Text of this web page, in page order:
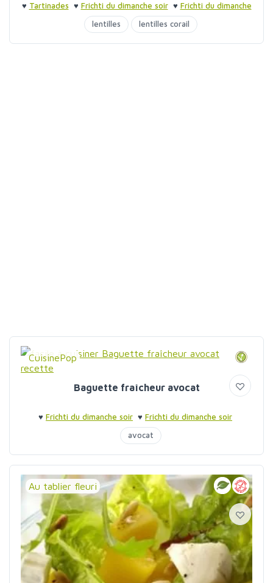
♥ Tartinades ♥ Frichti du dimanche soir♥ Frichti du dimanche
soir
lentilles lentilles corail
CuisinePop
Baguette fraîcheur avocat
♥ Frichti du dimanche soir ♥ Frichti du dimanche soir
avocat
Au tablier fleuri